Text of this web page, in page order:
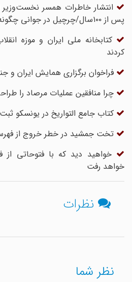
انتشار خاطرات همسر نخست‌وزیر
پس از ۱۰۰سال/چرچیل در جوانی چگونه بود؟
کتابخانه ملی ایران و موزه
کردند
فراخوان برگزاری همایش ایران و
چرا منافقین عملیات مرصاد را طراحی
کتاب جامع التواریخ در یونسکو ثبت
تخت جمشید در خطر خروج از فهرست
خواهید دید که با فتوحاتی از
خواهد رفت
نظرات
نظر شما